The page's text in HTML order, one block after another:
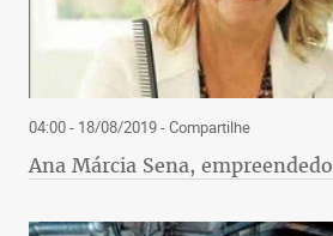
04:00 - 18/08/2019- Compartilhe
Ana Márcia Sena,